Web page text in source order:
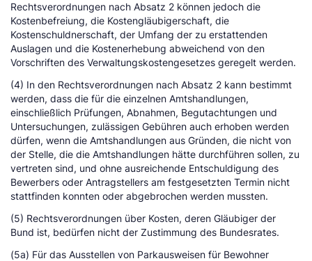
Rechtsverordnungen nach Absatz 2 können jedoch die
Kostenbefreiung, die Kostengläubigerschaft, die
Kostenschuldnerschaft, der Umfang der zu erstattenden
Auslagen und die Kostenerhebung abweichend von den
Vorschriften des Verwaltungskostengesetzes geregelt werden.
(4) In den Rechtsverordnungen nach Absatz 2 kann bestimmt
werden, dass die für die einzelnen Amtshandlungen,
einschließlich Prüfungen, Abnahmen, Begutachtungen und
Untersuchungen, zulässigen Gebühren auch erhoben werden
dürfen, wenn die Amtshandlungen aus Gründen, die nicht von
der Stelle, die die Amtshandlungen hätte durchführen sollen, zu
vertreten sind, und ohne ausreichende Entschuldigung des
Bewerbers oder Antragstellers am festgesetzten Termin nicht
stattfinden konnten oder abgebrochen werden mussten.
(5) Rechtsverordnungen über Kosten, deren Gläubiger der
Bund ist, bedürfen nicht der Zustimmung des Bundesrates.
(5a) Für das Ausstellen von Parkausweisen für Bewohner